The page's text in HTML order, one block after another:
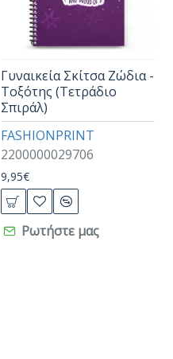
FASHIONPRINT
2200000029706
Γυναικεία Σκίτσα Ζώδια -
Τοξότης (Τετράδιο
Σπιράλ)
9,95€
Ρωτήστε μας